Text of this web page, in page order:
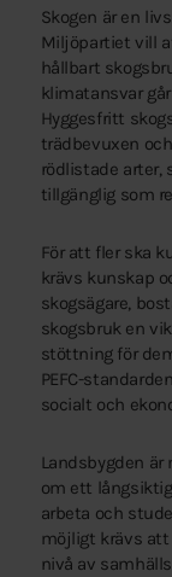
Skogen är en
Miljöpartiet vill
hållbart
klimatansvar
Hyggesfritt
trädbevuxen
rödlistade arter,
tillgänglig som
För att fler ska
krävs kunskap
skogsägare,
skogsbruk en
stöttning för
PEFC-
socialt och
Landsbygden
om ett
arbeta och
möjligt krävs att
nivå av